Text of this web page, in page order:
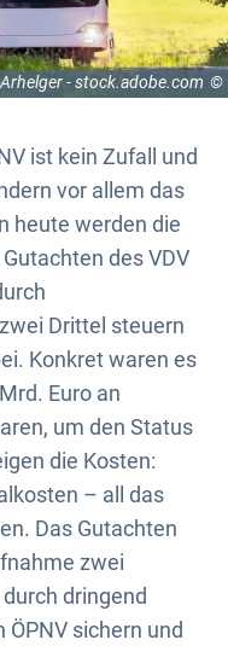
- stock.adobe.com
ist kein Zufall und
vor allem das
heute werden die
des VDV
Drittel steuern
Konkret waren es
Euro an
um den Status
die Kosten:
– all das
Das Gutachten
zwei
dringend
sichern und